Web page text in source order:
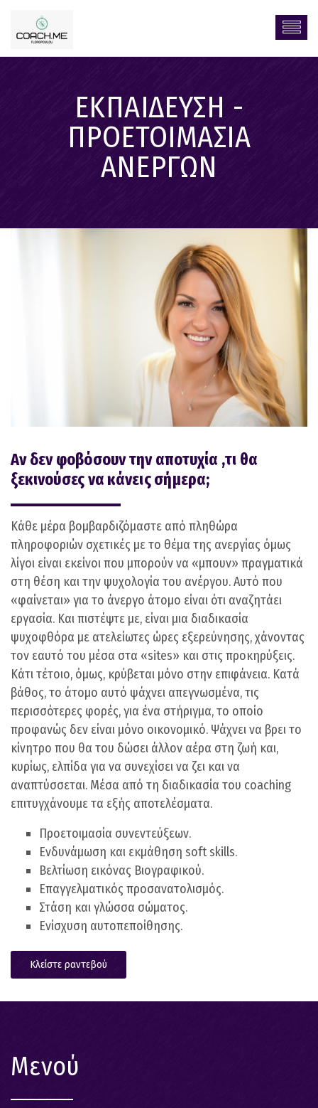
ΕΚΠΑΙΔΕΥΣΗ -
ΠΡΟΕΤΟΙΜΑΣΙΑ
ΑΝΕΡΓΩΝ
Αν δεν φοβόσουν την αποτυχία ,τι θα
ξεκινούσες να κάνεις σήμερα;
Κάθε μέρα βομβαρδιζόμαστε από πληθώρα
πληροφοριών σχετικές με το θέμα της ανεργίας όμως
λίγοι είναι εκείνοι που μπορούν να «μπουν» πραγματικά
στη θέση και την ψυχολογία του ανέργου. Αυτό που
«φαίνεται» για το άνεργο άτομο είναι ότι αναζητάει
εργασία. Και πιστέψτε με, είναι μια διαδικασία
ψυχοφθόρα με ατελείωτες ώρες εξερεύνησης, χάνοντας
τον εαυτό του μέσα στα «sites» και στις προκηρύξεις.
Κάτι τέτοιο, όμως, κρύβεται μόνο στην επιφάνεια. Κατά
βάθος, το άτομο αυτό ψάχνει απεγνωσμένα, τις
περισσότερες φορές, για ένα στήριγμα, το οποίο
προφανώς δεν είναι μόνο οικονομικό. Ψάχνει να βρει το
κίνητρο που θα του δώσει άλλον αέρα στη ζωή και,
κυρίως, ελπίδα για να συνεχίσει να ζει και να
αναπτύσσεται. Μέσα από τη διαδικασία του coaching
επιτυγχάνουμε τα εξής αποτελέσματα.
Προετοιμασία συνεντεύξεων.
Ενδυνάμωση και εκμάθηση soft skills.
Βελτίωση εικόνας Βιογραφικού.
Επαγγελματικός προσανατολισμός.
Στάση και γλώσσα σώματος.
Ενίσχυση αυτοπεποίθησης.
Κλείστε ραντεβού
Μενού